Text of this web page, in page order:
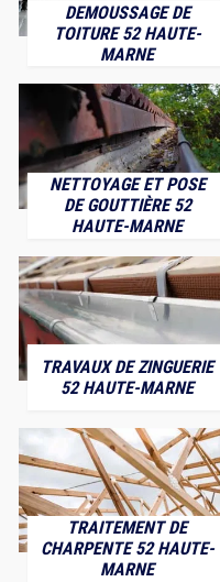
DEMOUSSAGE DE
TOITURE 52 HAUTE-
MARNE
NETTOYAGE ET POSE
DE GOUTTIÈRE 52
HAUTE-MARNE
TRAVAUX DE ZINGUERIE
52 HAUTE-MARNE
TRAITEMENT DE
CHARPENTE 52 HAUTE-
MARNE